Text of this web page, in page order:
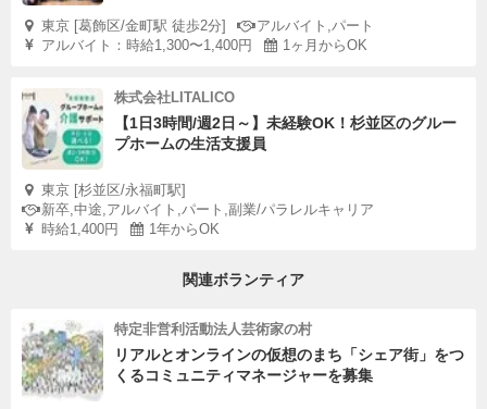
東京 [葛飾区/金町駅 徒歩2分]
アルバイト,パート
アルバイト：時給1,300〜1,400円
1ヶ月からOK
株式会社LITALICO
【1日3時間/週2日～】未経験OK！杉並区のグルー
プホームの生活支援員
東京 [杉並区/永福町駅]
新卒,中途,アルバイト,パート,副業/パラレルキャリア
時給1,400円
1年からOK
関連ボランティア
特定非営利活動法人芸術家の村
リアルとオンラインの仮想のまち「シェア街」をつ
くるコミュニティマネージャーを募集